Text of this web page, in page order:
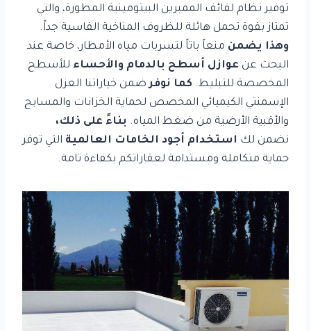
توفير نظام لفائف الممبرين البيتومينية المطورة، والتي
تمتاز بقوة تحمل هائلة للظروف المناخية القاسية جداً.
وهذا يضمن منعاً باتاً لتسربات مياه الأمطار، خاصة عند
البحث عن عوازل أسطح بالدمام والأحساء للأسطح
المخصصة للتبليط. كما نوفرضمن خياراتنا العزل
الإسمنتي الكيميائي المخصص لحماية الخزانات والمسابح
والأقبية الأرضية من ضغط المياه. بناءً على ذلك،
نضمن لك استخدام أجود الخامات العالمية التي توفر
حماية متكاملة ومستدامة لعقاراتكم بكفاءة تامة.